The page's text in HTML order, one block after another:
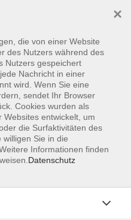
die von einer Website
des Nutzers während des
Nutzers gespeichert
Nachricht in einer
wird. Wenn Sie eine
sendet Ihr Browser
Cookies wurden als
entwickelt, um
die Surfaktivitäten des
willigen Sie in die
Informationen finden
Datenschutz
×